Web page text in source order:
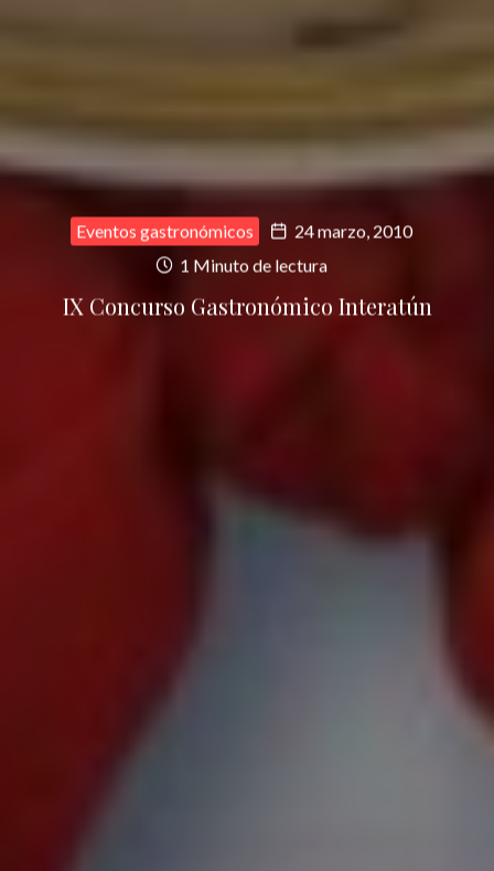
Eventos gastronómicos
24 marzo, 2010
1 Minuto de lectura
IX Concurso Gastronómico Interatún